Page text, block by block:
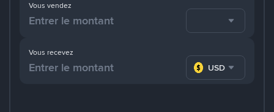
Vous recevez
USD
Vous vendez